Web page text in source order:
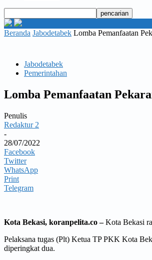
Beranda Jabodetabek Lomba Pemanfaatan
Jabodetabek
Pemerintahan
Lomba Pemanfaatan
Penulis
Redaktur 2
-
28/07/2022
Facebook
Twitter
WhatsApp
Print
Telegram
Kota Bekasi, koranpelita.co –Kota Bekasi
Pelaksana tugas (Plt) Ketua TP PKK Kota
diperingkat dua.